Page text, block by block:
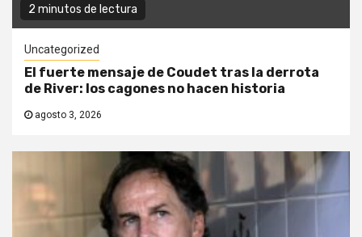
2 minutos de lectura
Uncategorized
El fuerte mensaje de Coudet tras la derrota
de River: los cagones no hacen historia
agosto 3, 2026